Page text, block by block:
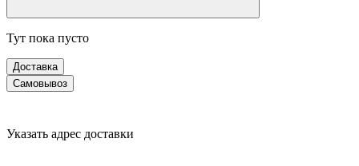
Тут пока пусто
Доставка
Самовывоз
Указать адрес доставки